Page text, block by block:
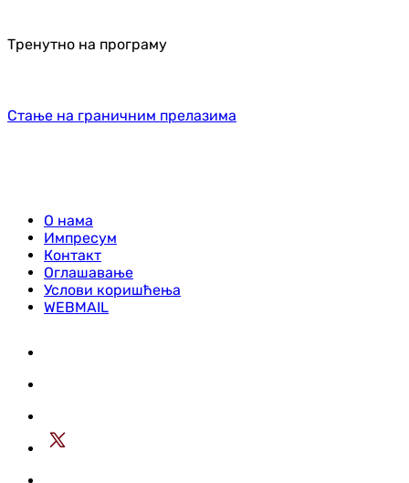
Тренутно на програму
Стање на граничним прелазима
О нама
Импресум
Контакт
Оглашавање
Услови коришћења
WEBMAIL